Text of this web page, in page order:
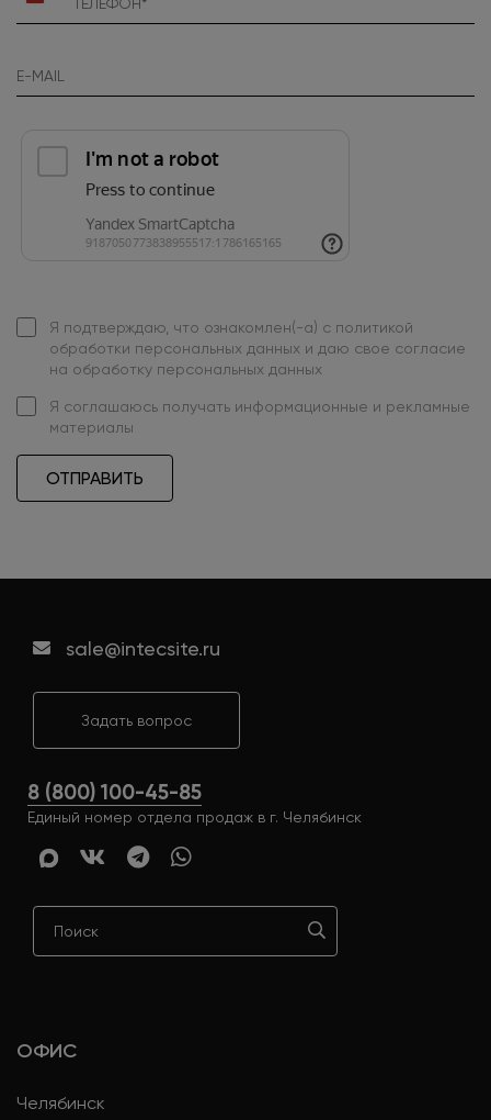
Я подтверждаю, что ознакомлен(-а) с политикой
обработки персональных данных и даю свое согласие
на обработку персональных данных
Я соглашаюсь получать информационные и рекламные
материалы
ОТПРАВИТЬ
sale@intecsite.ru
Задать вопрос
8 (800) 100-45-85
Единый номер отдела продаж в г. Челябинск
ОФИС
Челябинск